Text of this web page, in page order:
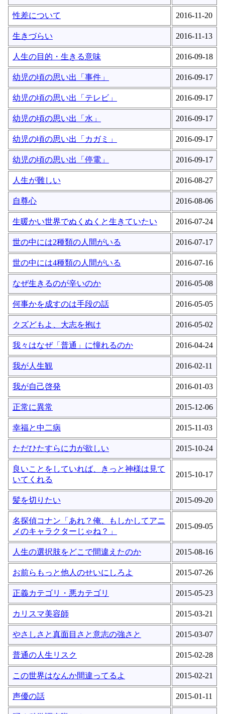
性差について 2016-11-20
生きづらい 2016-11-13
人生の目的・生きる意味 2016-09-18
幼児の頃の思い出「事件」 2016-09-17
幼児の頃の思い出「テレビ」 2016-09-17
幼児の頃の思い出「水」 2016-09-17
幼児の頃の思い出「カガミ」 2016-09-17
幼児の頃の思い出「停電」 2016-09-17
人生が難しい 2016-08-27
自尊心 2016-08-06
生暖かい世界でぬくぬくと生きていたい 2016-07-24
世の中には2種類の人間がいる 2016-07-17
世の中には4種類の人間がいる 2016-07-16
なぜ生きるのが辛いのか 2016-05-08
何事かを成すのは手段の話 2016-05-05
クズどもよ、大志を抱け 2016-05-02
我々はなぜ「普通」に憧れるのか 2016-04-24
我が人生観 2016-02-11
我が自己啓発 2016-01-03
正常に異常 2015-12-06
幸福と中二病 2015-11-03
ただひたすらに力が欲しい 2015-10-24
良いことをしていれば、きっと神様は見て
いてくれる
2015-10-17
髪を切りたい 2015-09-20
名探偵コナン「あれ？俺、もしかしてアニ
メのキャラクターじゃね？」
2015-09-05
人生の選択肢をどこで間違えたのか 2015-08-16
お前らもっと他人のせいにしろよ 2015-07-26
正義カテゴリ・悪カテゴリ 2015-05-23
カリスマ美容師 2015-03-21
やさしさと真面目さと意志の強さと 2015-03-07
普通の人生リスク 2015-02-28
この世界はなんか間違ってるよ 2015-02-21
声優の話 2015-01-11